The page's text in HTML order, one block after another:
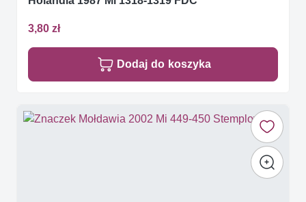
3,80 zł
Dodaj do koszyka